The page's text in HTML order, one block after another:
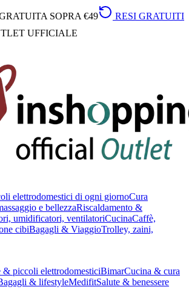
SOPRA €49
RESI GRATUITI
UFFICIALE
elettrodomestici di ogni giornoCura
e bellezzaRiscaldamento &
umidificatori, ventilatoriCucinaCaffè,
cibiBagagli & ViaggioTrolley, zaini,
& piccoli elettrodomesticiBimarCucina & cura
& lifestyleMedifitSalute & benessere